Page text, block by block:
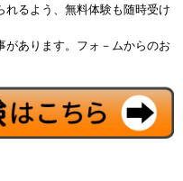
るよう、無料体験も随時受け
があります。フォ－ムからのお